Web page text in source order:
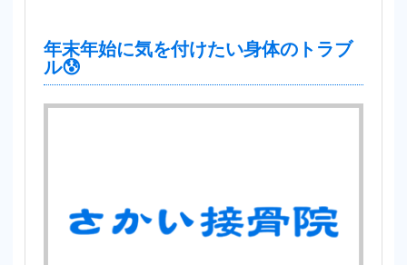
年末年始に気を付けたい身体のトラブ
ル😰